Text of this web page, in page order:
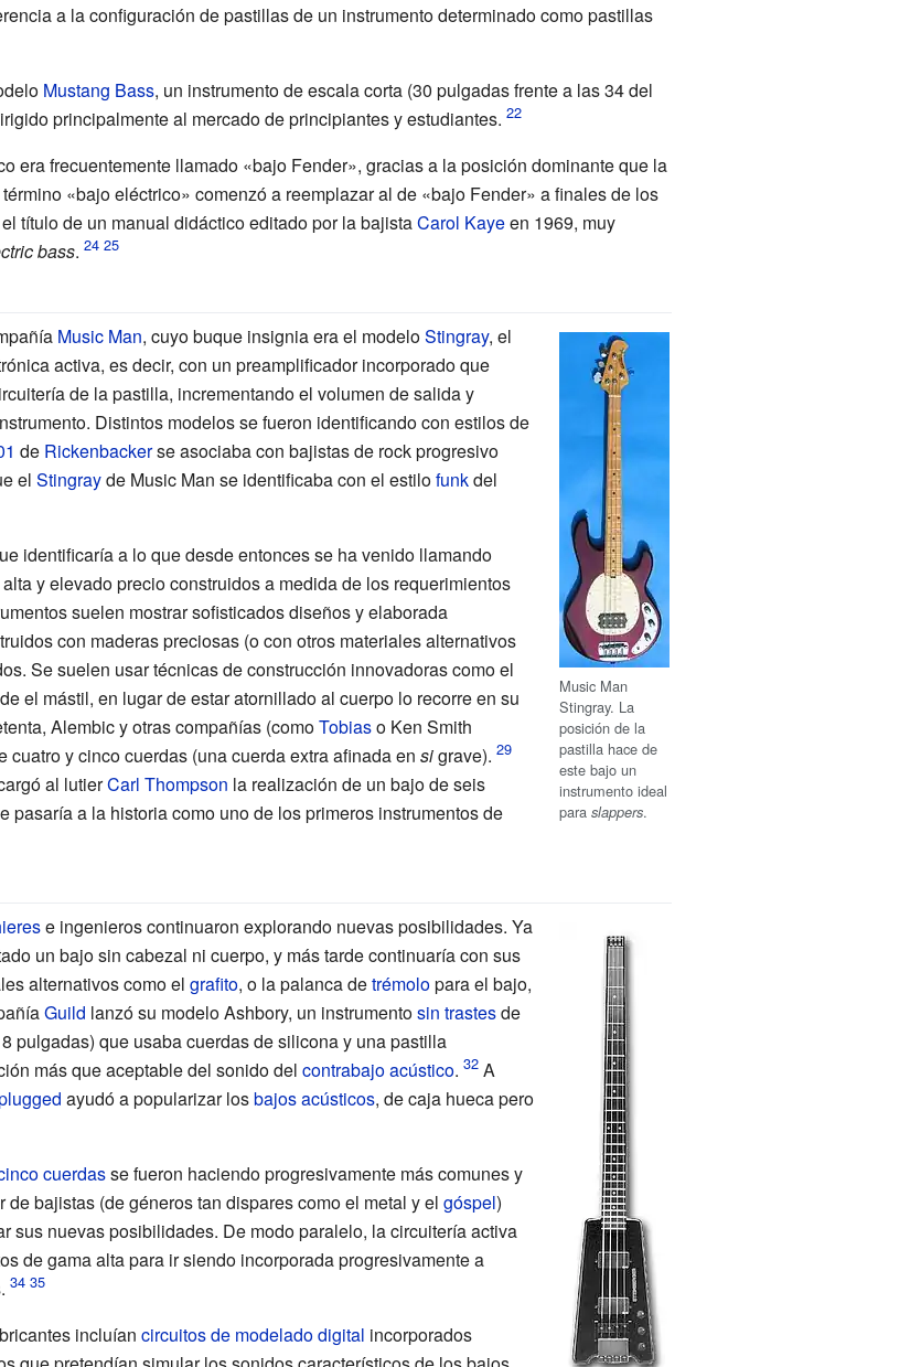
a la configuración de pastillas de un instrumento determinado como pastillas
Mustang Bass, un instrumento de escala corta (30 pulgadas frente a las 34 del
principalmente al mercado de principiantes y estudiantes.
era frecuentemente llamado «bajo Fender», gracias a la posición dominante que la
«bajo eléctrico» comenzó a reemplazar al de «bajo Fender» a finales de los
título de un manual didáctico editado por la bajistaCarol Kayeen 1969, muy
bass.
Music Man
Stingray. La
posición de la
pastilla hace de
este bajo un
instrumento ideal
paraslappers.
Music Man, cuyo buque insignia era el modeloStingray, el
activa, es decir, con un preamplificador incorporado que
de la pastilla, incrementando el volumen de salida y
Distintos modelos se fueron identificando con estilos de
de Rickenbackerse asociaba con bajistas de rock progresivo
el Stingrayde Music Man se identificaba con el estilofunkdel
identificaría a lo que desde entonces se ha venido llamando
y elevado precio construidos a medida de los requerimientos
suelen mostrar sofisticados diseños y elaborada
con maderas preciosas (o con otros materiales alternativos
Se suelen usar técnicas de construcción innovadoras como el
el mástil, en lugar de estar atornillado al cuerpo lo recorre en su
Alembic y otras compañías (comoTobiaso Ken Smith
cuatro y cinco cuerdas (una cuerda extra afinada en sigrave).
al lutierCarl Thompson la realización de un bajo de seis
pasaría a la historia como uno de los primeros instrumentos de
e ingenieros continuaron explorando nuevas posibilidades. Ya
un bajo sin cabezal ni cuerpo, y más tarde continuaría con sus
alternativos como el grafito, o la palanca detrémolopara el bajo,
Guild lanzó su modeloAshbory, un instrumentosin trastesde
pulgadas) que usaba cuerdas de silicona y una pastilla
más que aceptable del sonido del contrabajo acústico.
A
ayudó a popularizar losbajos acústicos, de caja hueca pero
cuerdasse fueron haciendo progresivamente más comunes y
bajistas (de géneros tan dispares como el metal y el góspel)
sus nuevas posibilidades. De modo paralelo, la circuitería activa
de gama alta para ir siendo incorporada progresivamente a
incluían circuitos de modelado digital incorporados